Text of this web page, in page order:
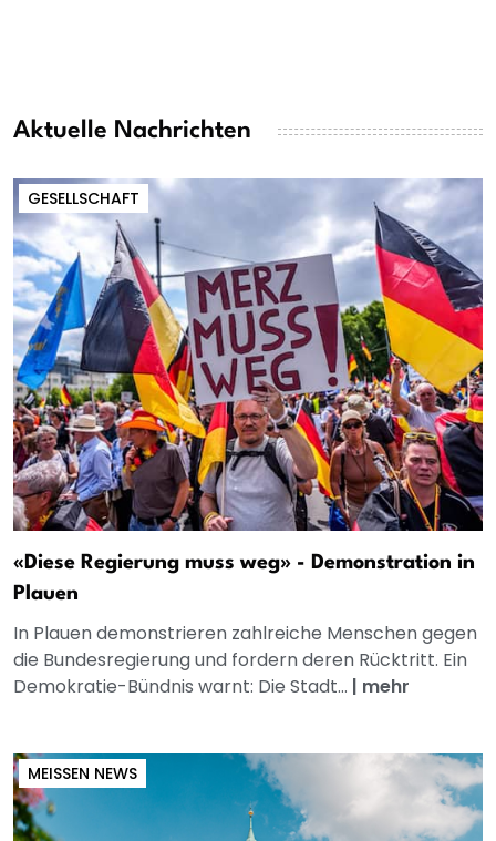
Aktuelle Nachrichten
GESELLSCHAFT
«Diese Regierung muss weg» - Demonstration in
Plauen
In Plauen demonstrieren zahlreiche Menschen gegen
die Bundesregierung und fordern deren Rücktritt. Ein
Demokratie-Bündnis warnt: Die Stadt... | mehr
MEISSEN NEWS